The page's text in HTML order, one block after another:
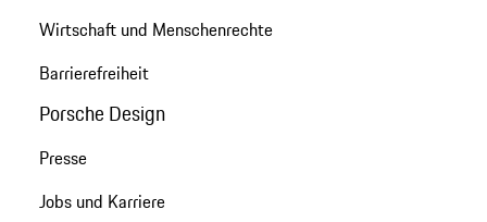
Wirtschaft und Menschenrechte
Barrierefreiheit
Porsche Design
Presse
Jobs und Karriere